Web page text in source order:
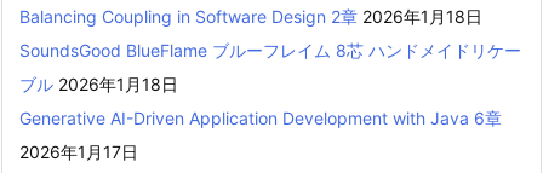
Balancing Coupling in Software Design 2章 2026年1月18日
SoundsGood BlueFlame ブルーフレイム 8芯 ハンドメイドリケー
ブル 2026年1月18日
Generative AI-Driven Application Development with Java 6章
2026年1月17日